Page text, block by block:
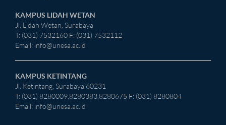
KAMPUS LIDAH WETAN
Jl. Lidah Wetan, Surabaya
T: (031) 7532160 F: (031) 7532112
Email: info@unesa.ac.id
KAMPUS KETINTANG
Jl. Ketintang, Surabaya 60231
T: (031) 8280009,8280383,8280675 F: (031) 8280804
Email: info@unesa.ac.id